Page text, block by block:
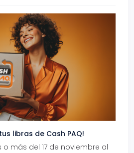
libras de Cash PAQ!
o más del 17 de noviembre al